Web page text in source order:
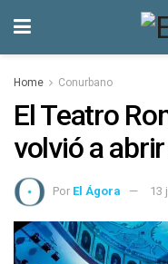
Home Conurbano
El Teatro
volvió a
Por El Ágora 13